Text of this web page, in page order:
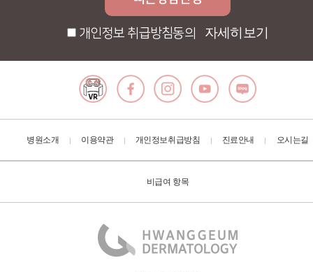
개인정보 취급방침동의 자세히보기
병원소개 | 이용약관 | 개인정보취급방침 | 진료안내 | 오시는길
비급여 항목